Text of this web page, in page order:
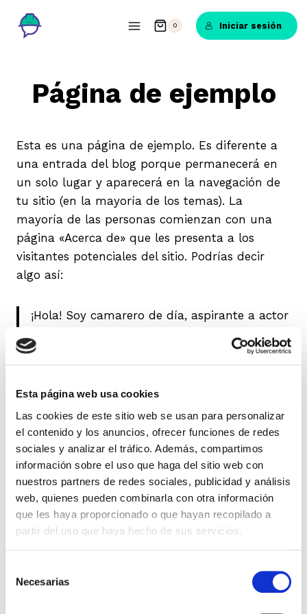
Esta página web usa cookies
Las cookies de este sitio web se usan para personalizar
el contenido y los anuncios, ofrecer funciones de redes
sociales y analizar el tráfico. Además, compartimos
información sobre el uso que haga del sitio web con
nuestros partners de redes sociales, publicidad y análisis
web, quienes pueden combinarla con otra información
que les haya proporcionado o que hayan recopilado a
partir del uso que haya hecho de sus servicios.
Necesarias
0 Iniciar sesión
Página de ejemplo
Esta es una página de ejemplo. Es diferente a
una entrada del blog porque permanecerá en
un solo lugar y aparecerá en la navegación de
tu sitio (en la mayoría de los temas). La
mayoría de las personas comienzan con una
página «Acerca de» que les presenta a los
visitantes potenciales del sitio. Podrías decir
algo así:
¡Hola! Soy camarero de día, aspirante a actor
de noche y esta es mi web. Vivo en Mairena
del Alcor, tengo un perro que se llama
largas con café).
…o algo así:
La empresa «Mariscos Recio» fue fundada
por Antonio Recio Mata. Empezó siendo una
pequeña empresa que suministraba marisco
a hoteles y restaurantes, pero poco a poco se